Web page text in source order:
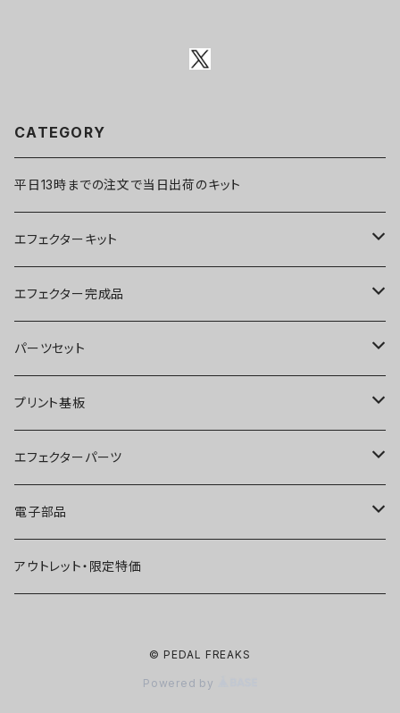
CATEGORY
平日13時までの注文で当日出荷のキット
エフェクターキット
ブースター
オーバードライブ
ディストーション
ファズ
プリアンプ
空間系
エフェクター完成品
ブースター
オーバードライブ
ディストーション
ファズ
空間系
パーツセット
ブースター
オーバードライブ
ディストーション
ファズ
プリント基板
オーバードライブ
ディストーション
ファズ
エフェクターパーツ
スイッチ
ジャック
電子部品
IC
アウトレット・限定特価
© PEDAL FREAKS
Powered by